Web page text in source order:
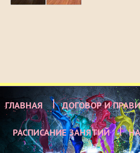
ГЛАВНАЯ ДОГОВОР И
РАСПИСАНИЕ ЗАНЯТИЙ